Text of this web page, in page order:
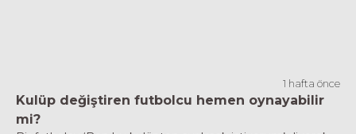
1 hafta önce
Kulüp değiştiren futbolcu hemen oynayabilir
mi?